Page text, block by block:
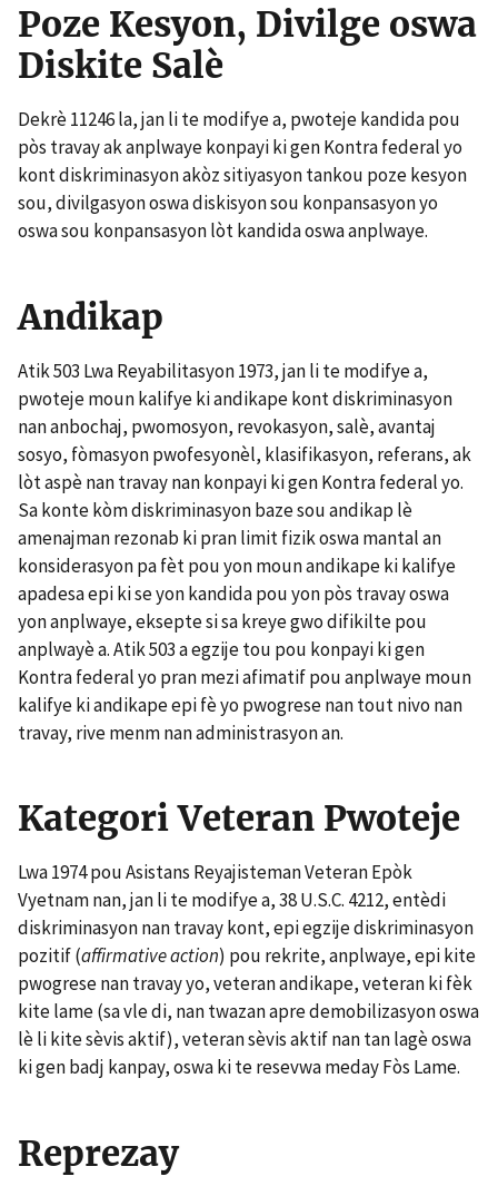
Poze Kesyon, Divilge oswa
Diskite Salè
Dekrè 11246 la, jan li te modifye a, pwoteje kandida pou
pòs travay ak anplwaye konpayi ki gen Kontra federal yo
kont diskriminasyon akòz sitiyasyon tankou poze kesyon
sou, divilgasyon oswa diskisyon sou konpansasyon yo
oswa sou konpansasyon lòt kandida oswa anplwaye.
Andikap
Atik 503 Lwa Reyabilitasyon 1973, jan li te modifye a,
pwoteje moun kalifye ki andikape kont diskriminasyon
nan anbochaj, pwomosyon, revokasyon, salè, avantaj
sosyo, fòmasyon pwofesyonèl, klasifikasyon, referans, ak
lòt aspè nan travay nan konpayi ki gen Kontra federal yo.
Sa konte kòm diskriminasyon baze sou andikap lè
amenajman rezonab ki pran limit fizik oswa mantal an
konsiderasyon pa fèt pou yon moun andikape ki kalifye
apadesa epi ki se yon kandida pou yon pòs travay oswa
yon anplwaye, eksepte si sa kreye gwo difikilte pou
anplwayè a. Atik 503 a egzije tou pou konpayi ki gen
Kontra federal yo pran mezi afimatif pou anplwaye moun
kalifye ki andikape epi fè yo pwogrese nan tout nivo nan
travay, rive menm nan administrasyon an.
Kategori Veteran Pwoteje
Lwa 1974 pou Asistans Reyajisteman Veteran Epòk
Vyetnam nan, jan li te modifye a, 38 U.S.C. 4212, entèdi
diskriminasyon nan travay kont, epi egzije diskriminasyon
pozitif (affirmative action) pou rekrite, anplwaye, epi kite
pwogrese nan travay yo, veteran andikape, veteran ki fèk
kite lame (sa vle di, nan twazan apre demobilizasyon oswa
lè li kite sèvis aktif), veteran sèvis aktif nan tan lagè oswa
ki gen badj kanpay, oswa ki te resevwa meday Fòs Lame.
Reprezay